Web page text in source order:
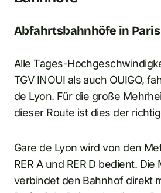
Abfahrtsbahnhöfe in Paris
Alle Tages-
TGV INOUI als auch OUIGO,
de Lyon. Für die große
dieser Route ist dies der
Gare de Lyon wird von den
RER A und RER D bedient. Die
verbindet den Bahnhof direkt